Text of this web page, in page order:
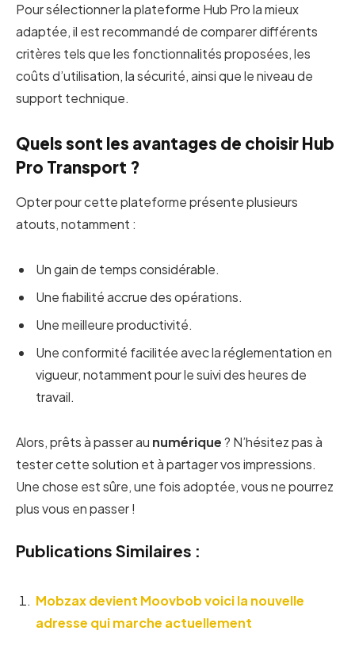
Pour sélectionner la plateforme Hub Pro la mieux
adaptée, il est recommandé de comparer différents
critères tels que les fonctionnalités proposées, les
coûts d’utilisation, la sécurité, ainsi que le niveau de
support technique.
Quels sont les avantages de choisir Hub
Pro Transport ?
Opter pour cette plateforme présente plusieurs
atouts, notamment :
Un gain de temps considérable.
Une fiabilité accrue des opérations.
Une meilleure productivité.
Une conformité facilitée avec la réglementation en
vigueur, notamment pour le suivi des heures de
travail.
Alors, prêts à passer au numérique? N’hésitez pas à
tester cette solution et à partager vos impressions.
Une chose est sûre, une fois adoptée, vous ne pourrez
plus vous en passer !
Publications Similaires :
Mobzax devient Moovbob voici la nouvelle
adresse qui marche actuellement